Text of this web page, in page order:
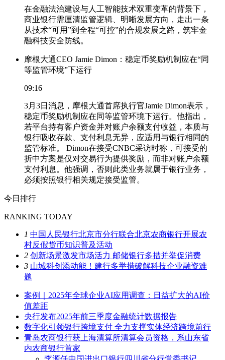
在金融法治建设与人工智能技术双重变革的背景下，
商业银行需厘清监管逻辑、明晰发展方向，走出一条
从技术“可用”到全程“可控”的合规发展之路，筑牢金
融科技安全防线。
摩根大通CEO Jamie Dimon：稳定币奖励机制应在“同
等监管环境”下运行
09:16
3月3日消息，摩根大通首席执行官Jamie Dimon表示，
稳定币奖励机制应在同等监管环境下运行。他指出，
若平台持有客户资金并对账户余额支付收益，本质与
银行吸收存款、支付利息无异，应适用与银行相同的
监管标准。 Dimon在接受CNBC采访时称，可接受的
折中方案是仅对交易行为提供奖励，而非对账户余额
支付利息。他强调，否则此类业务就属于银行业务，
必须按照银行相关规定接受监管。
今日排行
RANKING TODAY
1 中国人民银行北京市分行联合北京农商银行开展农
村反假货币知识普及活动
2 创新场景激发市场活力 邮储银行多措并举促消费
3 山城科创添动能！建行多举措破解科技企业融资难
题
案例｜2025年全球企业AI应用调查：日益扩大的AI价
值差距
央行发布2025年前三季度金融统计数据报告
数字化引领银行跨境支付 全力支撑实体经济跨境前行
青岛农商银行获上海清算所清算会员资格，系山东省
内农商银行首家